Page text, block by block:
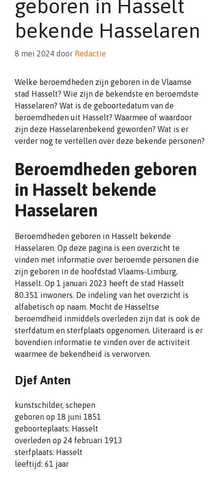
geboren in Hasselt
bekende Hasselaren
8 mei 2024 door Redactie
Welke beroemdheden zijn geboren in de Vlaamse
stad Hasselt? Wie zijn de bekendste en beroemdste
Hasselaren? Wat is de geboortedatum van de
beroemdheden uit Hasselt? Waarmee of waardoor
zijn deze Hasselarenbekend geworden? Wat is er
verder nog te vertellen over deze bekende personen?
Beroemdheden geboren
in Hasselt bekende
Hasselaren
Beroemdheden geboren in Hasselt bekende
Hasselaren. Op deze pagina is een overzicht te
vinden met informatie over beroemde personen die
zijn geboren in de hoofdstad Vlaams-Limburg,
Hasselt. Op 1 januari 2023 heeft de stad Hasselt
80.351 inwoners. De indeling van het overzicht is
alfabetisch op naam. Mocht de Hasseltse
beroemdheid inmiddels overleden zijn dat is ook de
sterfdatum en sterfplaats opgenomen. Uiteraard is er
bovendien informatie te vinden over de activiteit
waarmee de bekendheid is verworven.
Djef Anten
kunstschilder, schepen
geboren op 18 juni 1851
geboorteplaats: Hasselt
overleden op 24 februari 1913
sterfplaats: Hasselt
leeftijd: 61 jaar